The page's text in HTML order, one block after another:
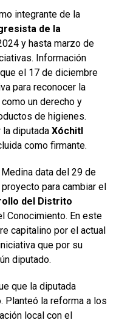
integrante de la
de la
y hasta marzo de
Información
el 17 de diciembre
para reconocer la
un derecho y
de higienes.
diputada Xóchitl
como firmante.
data del 29 de
para cambiar el
del Distrito
Conocimiento. En este
capitalino por el actual
que por su
diputado.
que la diputada
Planteó la reforma a los
local con el